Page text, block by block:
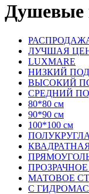
Душевые
ЛУЧШАЯ
LUXMARE
НИЗКИЙ
ВЫСОКИЙ
СРЕДНИЙ
80*80 см
90*90 см
100*100 см
МАТОВОЕ
С